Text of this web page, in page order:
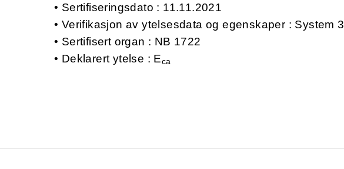
Sertifiseringsdato : 11.11.2021
Verifikasjon av ytelsesdata og egenskaper : System 3
Sertifisert organ : NB 1722
Deklarert ytelse : Eca